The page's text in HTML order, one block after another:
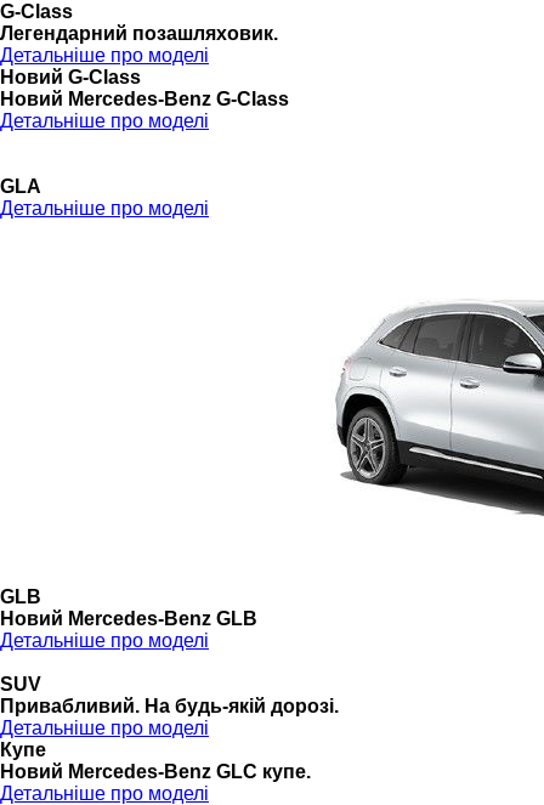
G-Class
Легендарний позашляховик.
Детальніше про моделі
Новий G-Class
Новий Mercedes-Benz G-Class
Детальніше про моделі
GLA
Детальніше про моделі
GLB
Новий Mercedes-Benz GLB
Детальніше про моделі
SUV
Привабливий. На будь-якій дорозі.
Детальніше про моделі
Купе
Новий Mercedes-Benz GLС купе.
Детальніше про моделі